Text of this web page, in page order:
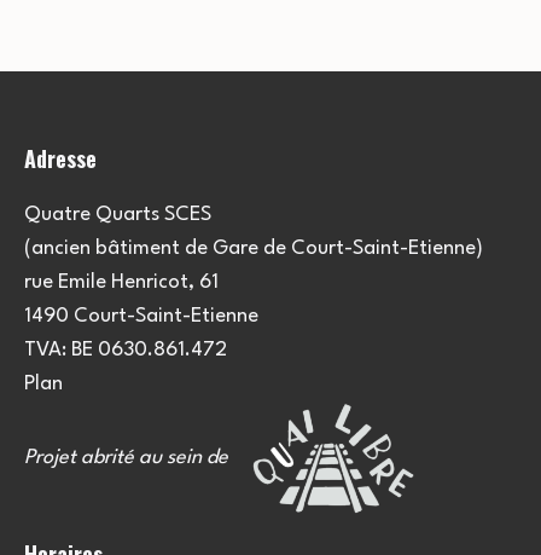
Adresse
Quatre Quarts SCES
(ancien bâtiment de Gare de Court-Saint-Etienne)
rue Emile Henricot, 61
1490 Court-Saint-Etienne
TVA: BE 0630.861.472
Plan
Projet abrité au sein de